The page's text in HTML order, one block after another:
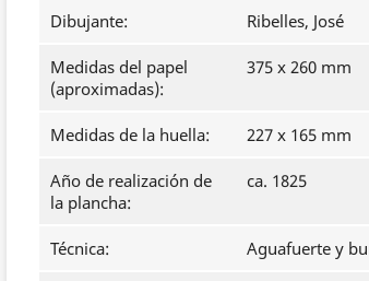
Dibujante: Ribelles, José
Medidas del papel
(aproximadas):
375 x 260 mm
Medidas de la huella: 227 x 165 mm
Año de realización de
la plancha:
ca. 1825
Técnica: Aguafuerte y